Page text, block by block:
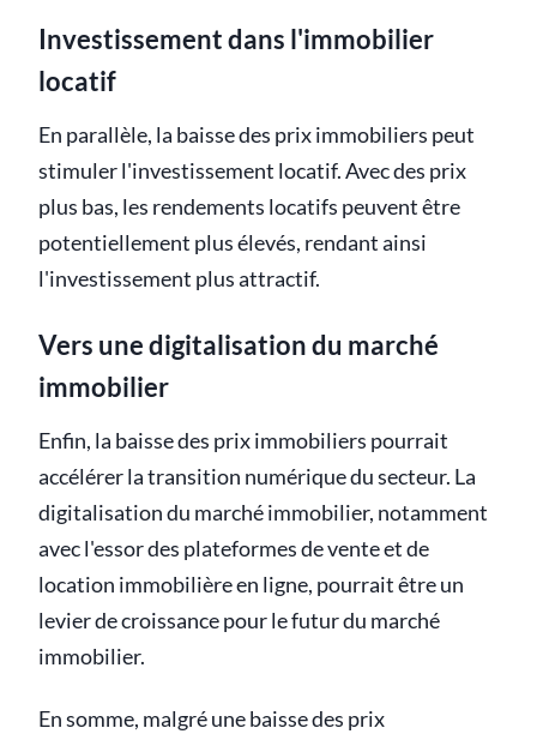
Investissement dans l'immobilier
locatif
En parallèle, la baisse des prix immobiliers peut
stimuler l'investissement locatif. Avec des prix
plus bas, les rendements locatifs peuvent être
potentiellement plus élevés, rendant ainsi
l'investissement plus attractif.
Vers une digitalisation du marché
immobilier
Enfin, la baisse des prix immobiliers pourrait
accélérer la transition numérique du secteur. La
digitalisation du marché immobilier, notamment
avec l'essor des plateformes de vente et de
location immobilière en ligne, pourrait être un
levier de croissance pour le futur du marché
immobilier.
En somme, malgré une baisse des prix